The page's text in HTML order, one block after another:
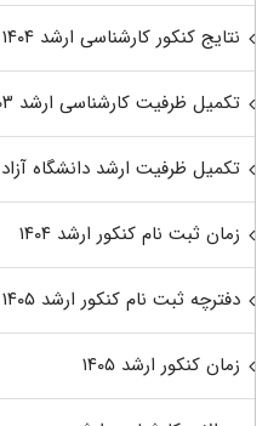
نتایج کنکور کارشناسی ارشد ۱۴۰۴
تکمیل ظرفیت کارشناسی ارشد ۱۴۰۳
تکمیل ظرفیت ارشد دانشگاه آزاد ۱۴۰۳
زمان ثبت نام کنکور ارشد ۱۴۰۴
دفترچه ثبت نام کنکور ارشد ۱۴۰۵
زمان کنکور ارشد ۱۴۰۵